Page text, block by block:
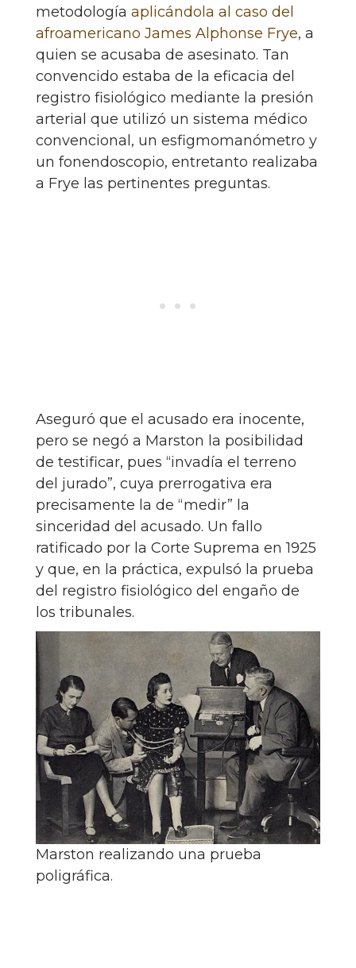
metodología aplicándola al caso del
afroamericano James Alphonse Frye, a
quien se acusaba de asesinato. Tan
convencido estaba de la eficacia del
registro fisiológico mediante la presión
arterial que utilizó un sistema médico
convencional, un esfigmomanómetro y
un fonendoscopio, entretanto realizaba
a Frye las pertinentes preguntas.
Aseguró que el acusado era inocente,
pero se negó a Marston la posibilidad
de testificar, pues “invadía el terreno
del jurado”, cuya prerrogativa era
precisamente la de “medir” la
sinceridad del acusado. Un fallo
ratificado por la Corte Suprema en 1925
y que, en la práctica, expulsó la prueba
del registro fisiológico del engaño de
los tribunales.
Marston realizando una prueba
poligráfica.